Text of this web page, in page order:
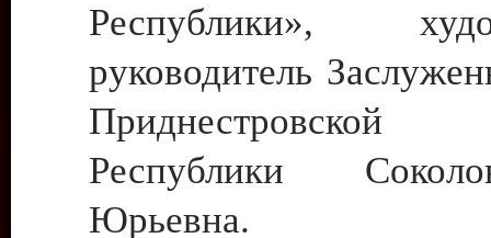
Республики»,
руководитель
Приднестровской
Республики
Юрьевна.